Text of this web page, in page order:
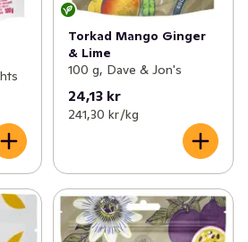
Torkad Mango Ginger
& Lime
100 g, Dave & Jon's
24,13 kr
241,30 kr /kg